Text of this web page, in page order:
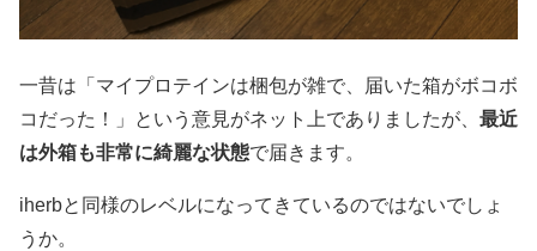
一昔は「マイプロテインは梱包が雑で、届いた箱がボコボ
コだった！」という意見がネット上でありましたが、 最近
は外箱も非常に綺麗な状態で届きます。
iherbと同様のレベルになってきているのではないでしょ
うか。